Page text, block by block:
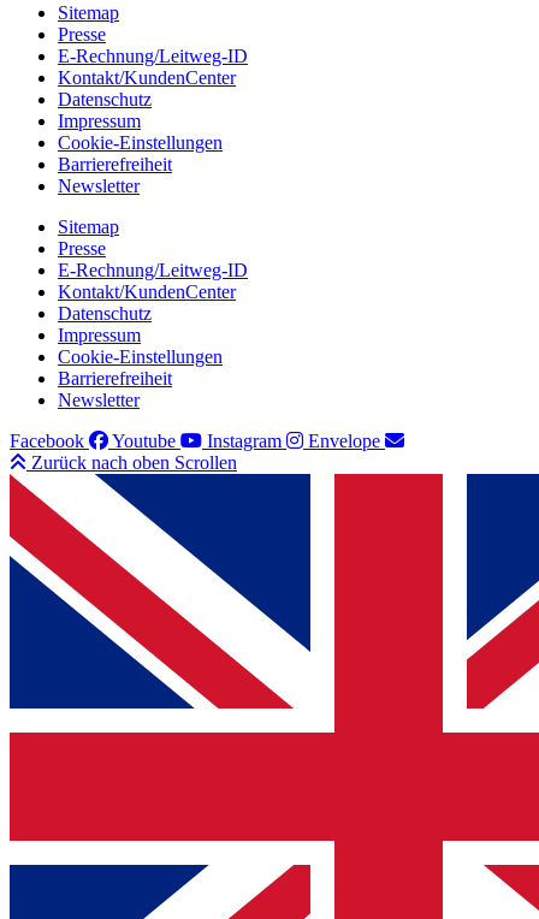
Sitemap
Presse
E-Rechnung/Leitweg-ID
Kontakt/KundenCenter
Datenschutz
Impressum
Cookie-Einstellungen
Barrierefreiheit
Newsletter
Sitemap
Presse
E-Rechnung/Leitweg-ID
Kontakt/KundenCenter
Datenschutz
Impressum
Cookie-Einstellungen
Barrierefreiheit
Newsletter
Facebook
Youtube Instagram
Envelope
Zurück nach oben Scrollen